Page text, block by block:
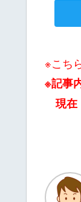
※こち
※記事
現在